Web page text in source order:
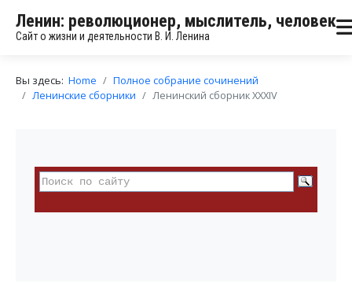
Ленин: революционер, мыслитель, человек
Сайт о жизни и деятельности В. И. Ленина
Вы здесь: Home
Полное собрание сочинений
Ленинские сборники
Ленинский сборник XXXIV